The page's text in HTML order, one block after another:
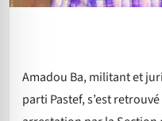
Amadou Ba, militant et
parti Pastef, s’est